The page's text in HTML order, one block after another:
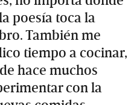
poesía toca la
También me
tiempo a cocinar,
hace muchos
con la